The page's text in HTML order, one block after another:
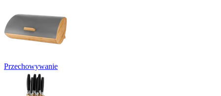
Przechowywanie